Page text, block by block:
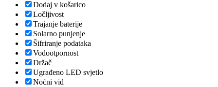
Dodaj v košarico
Ločljivost
Trajanje baterije
Solarno punjenje
Šifriranje podataka
Vodootpornost
Držač
Ugrađeno LED svjetlo
Noćni vid